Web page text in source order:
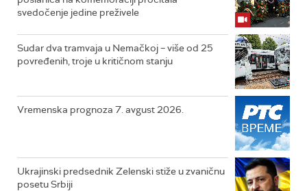
svedočenje jedine preživele
Sudar dva tramvaja u Nemačkoj – više od 25
povređenih, troje u kritičnom stanju
Vremenska prognoza 7. avgust 2026.
Ukrajinski predsednik Zelenski stiže u zvaničnu
posetu Srbiji